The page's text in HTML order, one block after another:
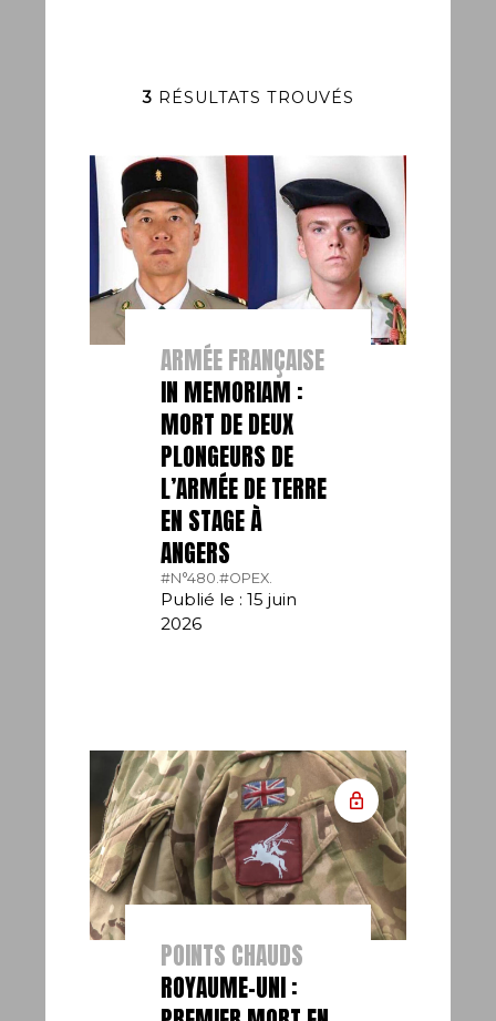
3 RÉSULTATS TROUVÉS
ARMÉE FRANÇAISE
IN MEMORIAM :
MORT DE DEUX
PLONGEURS DE
L’ARMÉE DE TERRE
EN STAGE À
ANGERS
#N°480.#OPEX.
Publié le : 15 juin
2026
POINTS CHAUDS
ROYAUME-UNI :